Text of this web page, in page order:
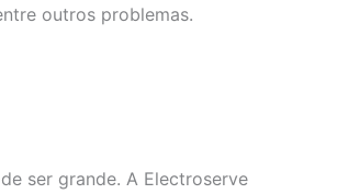
outros problemas.
ser grande. A Electroserve